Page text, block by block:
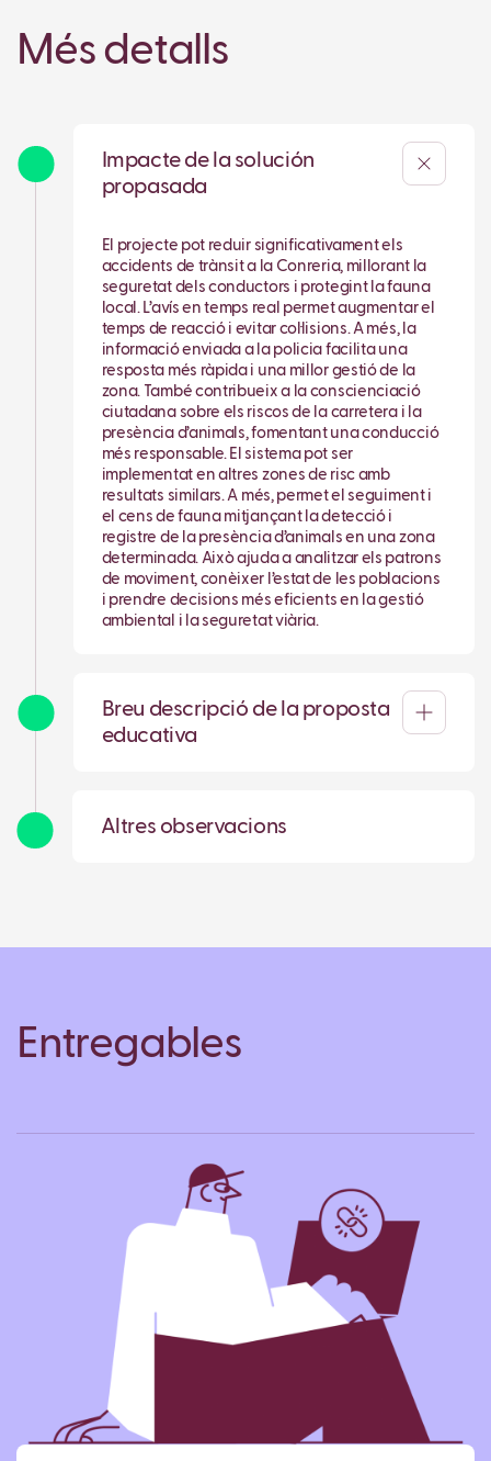
Més detalls
Impacte de la solución
propasada
El projecte pot reduir significativament els
accidents de trànsit a la Conreria, millorant la
seguretat dels conductors i protegint la fauna
local. L’avís en temps real permet augmentar el
temps de reacció i evitar col·lisions. A més, la
informació enviada a la policia facilita una
resposta més ràpida i una millor gestió de la
zona. També contribueix a la conscienciació
ciutadana sobre els riscos de la carretera i la
presència d’animals, fomentant una conducció
més responsable. El sistema pot ser
implementat en altres zones de risc amb
resultats similars. A més, permet el seguiment i
el cens de fauna mitjançant la detecció i
registre de la presència d’animals en una zona
determinada. Això ajuda a analitzar els patrons
de moviment, conèixer l’estat de les poblacions
i prendre decisions més eficients en la gestió
ambiental i la seguretat viària.
Breu descripció de la proposta
educativa
Altres observacions
Entregables